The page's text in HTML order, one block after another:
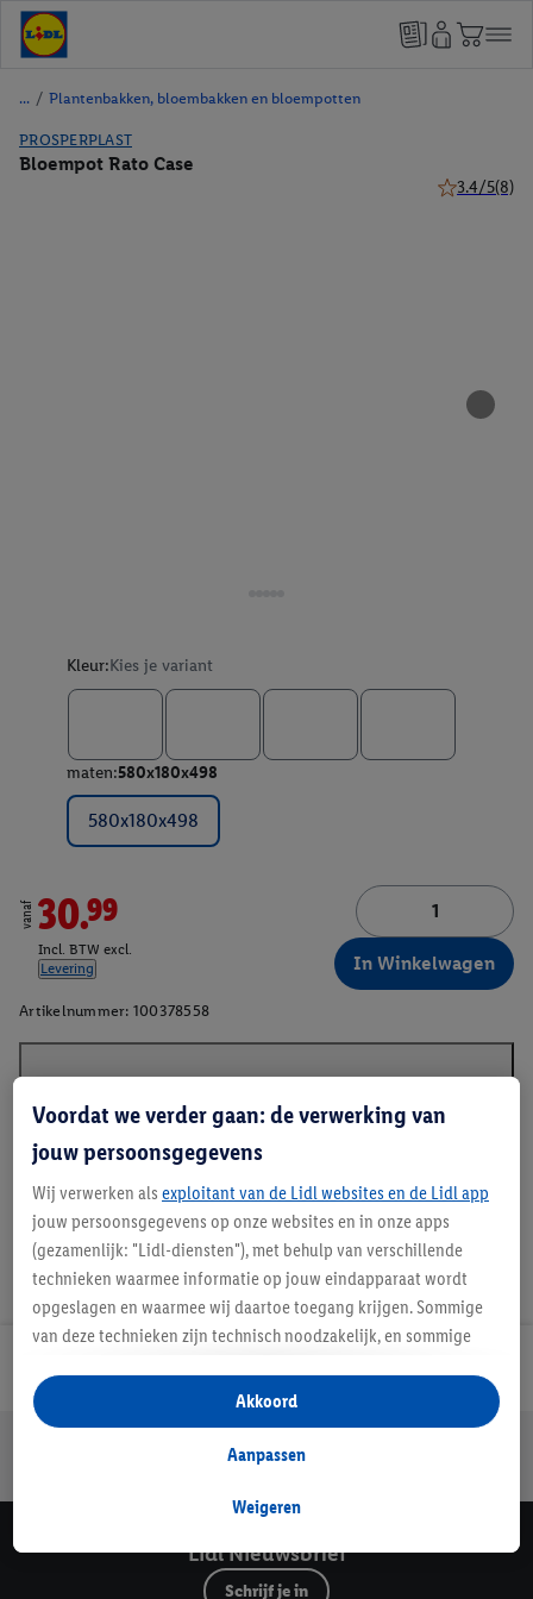
/ Plantenbakken, bloembakken en bloempotten
PROSPERPLAST
Bloempot Rato Case
3.4/5(8)
Kleur:Kies je variant
maten:580x180x498
580x180x498
vanaf 30.99
Incl. BTW excl.
Levering
In Winkelwagen
Artikelnummer: 100378558
Veilig winkelen
Lidl Nieuwsbrief
Schrijf je in
Voordat we verder gaan: de verwerking van
jouw persoonsgegevens
Wij verwerken als exploitant van de Lidl websites en de Lidl app
jouw persoonsgegevens op onze websites en in onze apps
(gezamenlijk: "Lidl-diensten"), met behulp van verschillende
technieken waarmee informatie op jouw eindapparaat wordt
opgeslagen en waarmee wij daartoe toegang krijgen. Sommige
van deze technieken zijn technisch noodzakelijk, en sommige
opslaan van voorkeursinstellingen, het verzamelen en
analyseren van statistieken of voor het tonen van
gepersonaliseerde reclame binnen en buiten de Lidl-diensten.
gegevens over jouw aankoopgedrag in de winkel ook voor de
Als je hier toestemming geeft aan ons voor het personaliseren
van reclame en als je vervolgens een Lidl Plus-account
Weigeren
Aanpassen
Akkoord